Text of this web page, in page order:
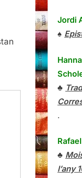
Jordi
♠
♣
.
♣
l’any